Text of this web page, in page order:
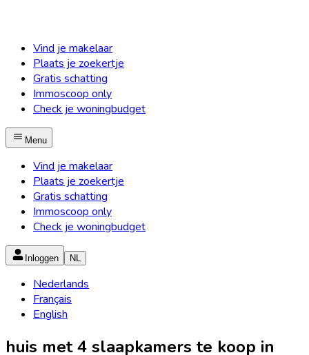
Vind je makelaar
Plaats je zoekertje
Gratis schatting
Immoscoop only
Check je woningbudget
Menu
Vind je makelaar
Plaats je zoekertje
Gratis schatting
Immoscoop only
Check je woningbudget
Inloggen NL
Nederlands
Français
English
huis met 4 slaapkamers te koop in